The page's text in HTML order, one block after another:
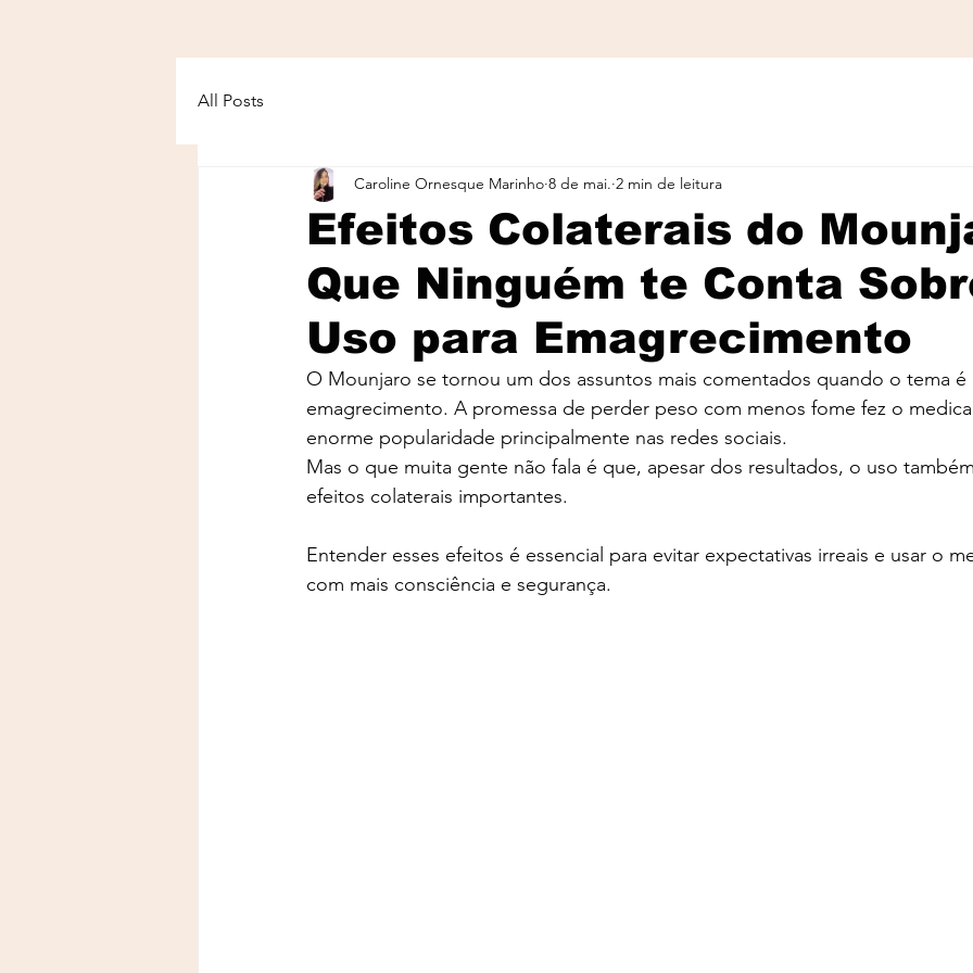
All Posts
Efeitos Colaterais do
Que Ninguém te Conta
Uso para Emagrecimento
Caroline Ornesque Marinho 8 de mai. 2 min de leitura
O Mounjaro se tornou um dos assuntos mais comentados quando o tema é
emagrecimento. A promessa de perder peso com menos fome fez o
enorme popularidade principalmente nas redes sociais.
Mas o que muita gente não fala é que, apesar dos resultados, o uso
efeitos colaterais importantes.
Entender esses efeitos é essencial para evitar expectativas irreais e usar o
com mais consciência e segurança.